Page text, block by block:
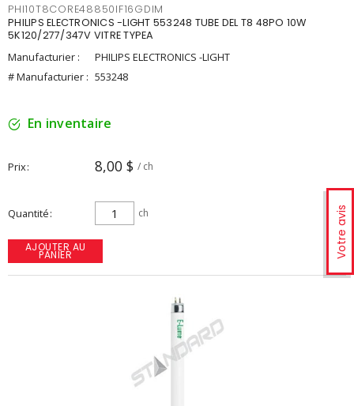
Votre avis
PHI10T8CORE48850IF16GDIM
PHILIPS ELECTRONICS -LIGHT 553248 TUBE DEL T8 48PO 10W
5K120/277/347V VITRE TYPEA
Manufacturier :
PHILIPS ELECTRONICS -LIGHT
# Manufacturier : 553248
En inventaire
Prix 8,00 $ / ch
Quantité ch
AJOUTER AU
PANIER